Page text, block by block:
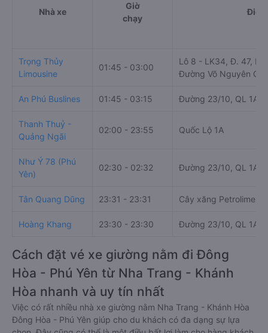
Nhà xe
Giờ
chạy
Trọng Thủy
Limousine
01:45 - 03:00
Lô 8 - LK34, Đ. 47,
Đường Võ Nguyên
An Phú Buslines 01:45 - 03:15 Đường 23/10, QL 1A,
Thanh Thuỷ -
Quảng Ngãi
02:00 - 23:55 Quốc Lộ 1A
Như Ý 78 (Phú
Yên)
02:30 - 02:32 Đường 23/10, QL 1A
Tân Quang Dũng 23:31 - 23:31 Cây xăng Petrolimex
Hoàng Khang 23:30 - 23:30 Đường 23/10, QL 1A,
Cách đặt vé xe giường nằm đi Đông
Hòa - Phú Yên từ Nha Trang - Khánh
Hòa nhanh và uy tín nhất
Việc có rất nhiều nhà xe giường nằm Nha Trang - Khánh Hòa
Đông Hòa - Phú Yên giúp cho du khách có đa dạng sự lựa